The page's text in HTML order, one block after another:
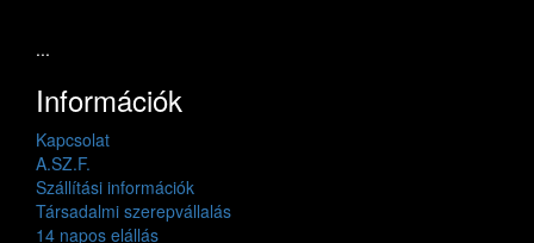
...
Információk
Kapcsolat
A.SZ.F.
Szállítási információk
Társadalmi szerepvállalás
14 napos elállás